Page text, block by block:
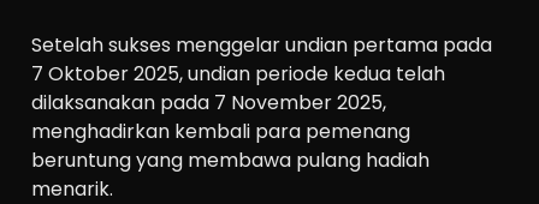
Setelah sukses menggelar undian pertama pada
7 Oktober 2025, undian periode kedua telah
dilaksanakan pada 7 November 2025,
menghadirkan kembali para pemenang
beruntung yang membawa pulang hadiah
menarik.